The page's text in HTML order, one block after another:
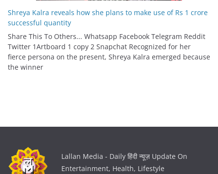
Shreya Kalra reveals how she plans to make use of Rs 1 crore
successful quantity
Share This To Others... Whatsapp Facebook Telegram Reddit
Twitter 1Artboard 1 copy 2 Snapchat Recognized for her
fierce persona on the present, Shreya Kalra emerged because
the winner
Lallan Media - Daily हिंदी न्यूज़ Update On
Entertainment, Health, Lifestyle